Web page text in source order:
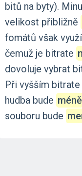
bitů na byty).
velikost přibližně
fomátů však
čemuž je bitrate
dovoluje vybrat
Při vyšším bitrate
hudba bude méně
souboru bude